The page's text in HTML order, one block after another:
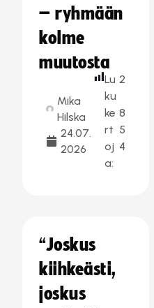
– ryhmään
kolme
muutosta
Mika
Hilska
24.07.
2026
Lu
ku
ke
rt
oj
a:
2
8
5
4
“Joskus
kiihkeästi,
joskus